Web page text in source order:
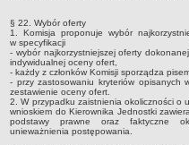
§ 22. Wybór oferty
1. Komisja proponuje wybór
w specyfikacji
- wybór najkorzystniejszej oferty
indywidualnej oceny ofert,
- każdy z członków Komisji sporządza
- przy zastosowaniu kryteriów opisanych
zestawienie oceny ofert.
2. W przypadku zaistnienia okoliczności o
wnioskiem do Kierownika Jednostki
podstawy prawne oraz faktyczne
unieważnienia postępowania.